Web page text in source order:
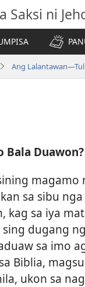
Saksi ni
Ang
Bala Duawon?
sa sibu
kag sa iya
dugang
sa imo
Biblia,
ukon sa